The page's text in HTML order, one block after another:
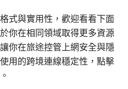
式與實用性，歡迎看看下面
你在相同領域取得更多資源
讓你在旅途控管上網安全與隱
用的跨境連線穩定性，點擊